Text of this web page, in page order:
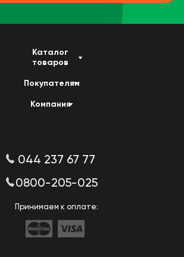
Каталог
товаров
Покупателям
Компания
044 237 67 77
0800-205-025
Принимаем к оплате: